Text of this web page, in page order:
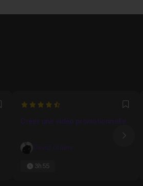
Favori4.9473684210526
Créer une vidéo promotionnelle
David Oldani
3h55